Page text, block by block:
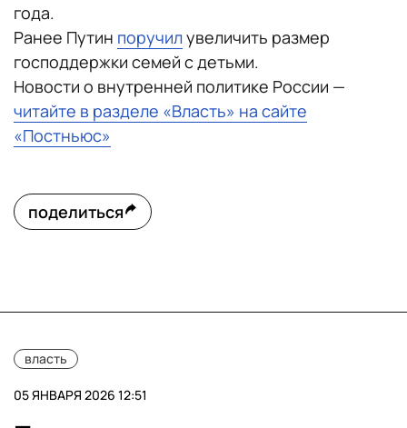
года.
Ранее Путин поручилувеличить размер
господдержки семей с детьми.
Новости о внутренней политике России —
читайте в разделе «Власть» на сайте
«Постньюс»
поделиться
власть
05 ЯНВАРЯ 2026 12:51